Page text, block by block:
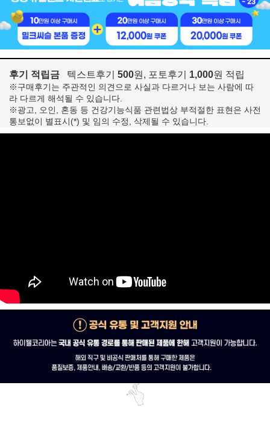
후기 적립금 텍스트후기 500원, 포토후기 1,000원 적립
※구매후기는 주관적인 의견으로 사실과 다르거나 보는 사람에 따
라 다르게 해석될 수 있습니다.
※광고, 오인, 혼동 등 건강기능식품 관련법상 부적절한 표현은 사전
통보없이 별표시(*) 및 임의 수정, 삭제될 수 있습니다.